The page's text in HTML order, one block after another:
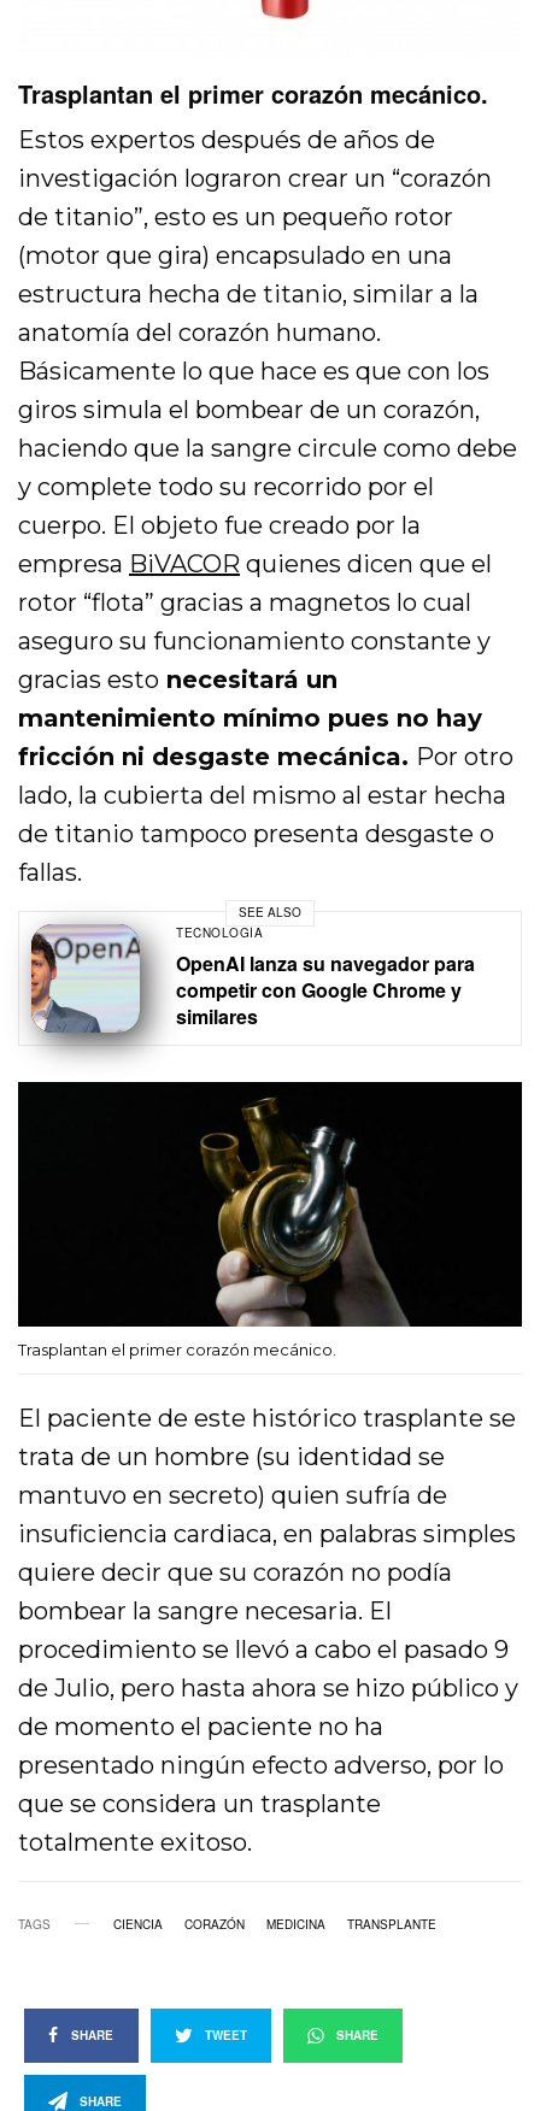
Trasplantan el primer corazón mecánico.
Estos expertos después de años de
investigación lograron crear un “corazón
de titanio”, esto es un pequeño rotor
(motor que gira) encapsulado en una
estructura hecha de titanio, similar a la
anatomía del corazón humano.
Básicamente lo que hace es que con los
giros simula el bombear de un corazón,
haciendo que la sangre circule como debe
y complete todo su recorrido por el
cuerpo. El objeto fue creado por la
empresa BiVACOR quienes dicen que el
rotor “flota” gracias a magnetos lo cual
aseguro su funcionamiento constante y
gracias esto necesitará un
mantenimiento mínimo pues no hay
fricción ni desgaste mecánica. Por otro
lado, la cubierta del mismo al estar hecha
de titanio tampoco presenta desgaste o
fallas.
SEE ALSO
TECNOLOGÍA
OpenAI lanza su navegador para
competir con Google Chrome y
similares
Trasplantan el primer corazón mecánico.
El paciente de este histórico trasplante se
trata de un hombre (su identidad se
mantuvo en secreto) quien sufría de
insuficiencia cardiaca, en palabras simples
quiere decir que su corazón no podía
bombear la sangre necesaria. El
procedimiento se llevó a cabo el pasado 9
de Julio, pero hasta ahora se hizo público y
de momento el paciente no ha
presentado ningún efecto adverso, por lo
que se considera un trasplante
totalmente exitoso.
TAGS CIENCIA CORAZÓN MEDICINA TRANSPLANTE
SHARE TWEET SHARE
SHARE